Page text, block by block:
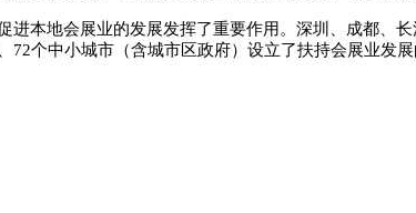
进本地会展业的发展发挥了重要作用。深圳、成都、
72个中小城市（含城市区政府）设立了扶持会展业发